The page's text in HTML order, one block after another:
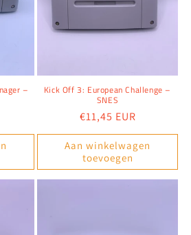
– Kick Off 3: European Challenge –
SNES
Normale
prijs
€11,45 EUR
Aan winkelwagen
toevoegen